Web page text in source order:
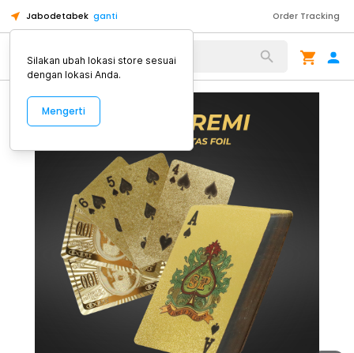
Jabodetabek ganti Order Tracking
Alat Kopi
Silakan ubah lokasi store sesuai
dengan lokasi Anda.
Mengerti